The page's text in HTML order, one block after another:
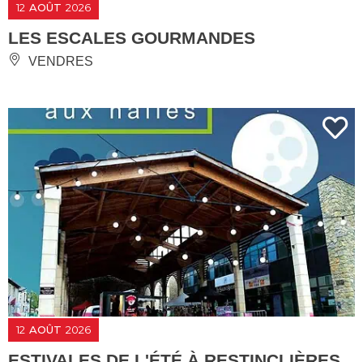
12 AOÛT 2026
LES ESCALES GOURMANDES
VENDRES
12 AOÛT 2026